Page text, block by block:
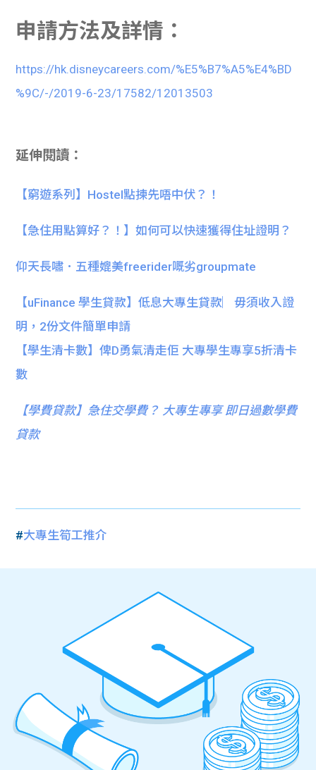
申請方法及詳情：
https://hk.disneycareers.com/%E5%B7%A5%E4%BD
%9C/-/2019-6-23/17582/12013503
延伸閱讀：
【窮遊系列】Hostel點揀先唔中伏？！
【急住用點算好？！】如何可以快速獲得住址證明？
仰天長嘯．五種媲美freerider嘅劣groupmate
【uFinance 學生貸款】低息大專生貸款︳毋須收入證
明，2份文件簡單申請
【學生清卡數】俾D勇氣清走佢 大專學生專享5折清卡
數
【學費貸款】急住交學費？ 大專生專享 即日過數學費
貸款
#大專生筍工推介